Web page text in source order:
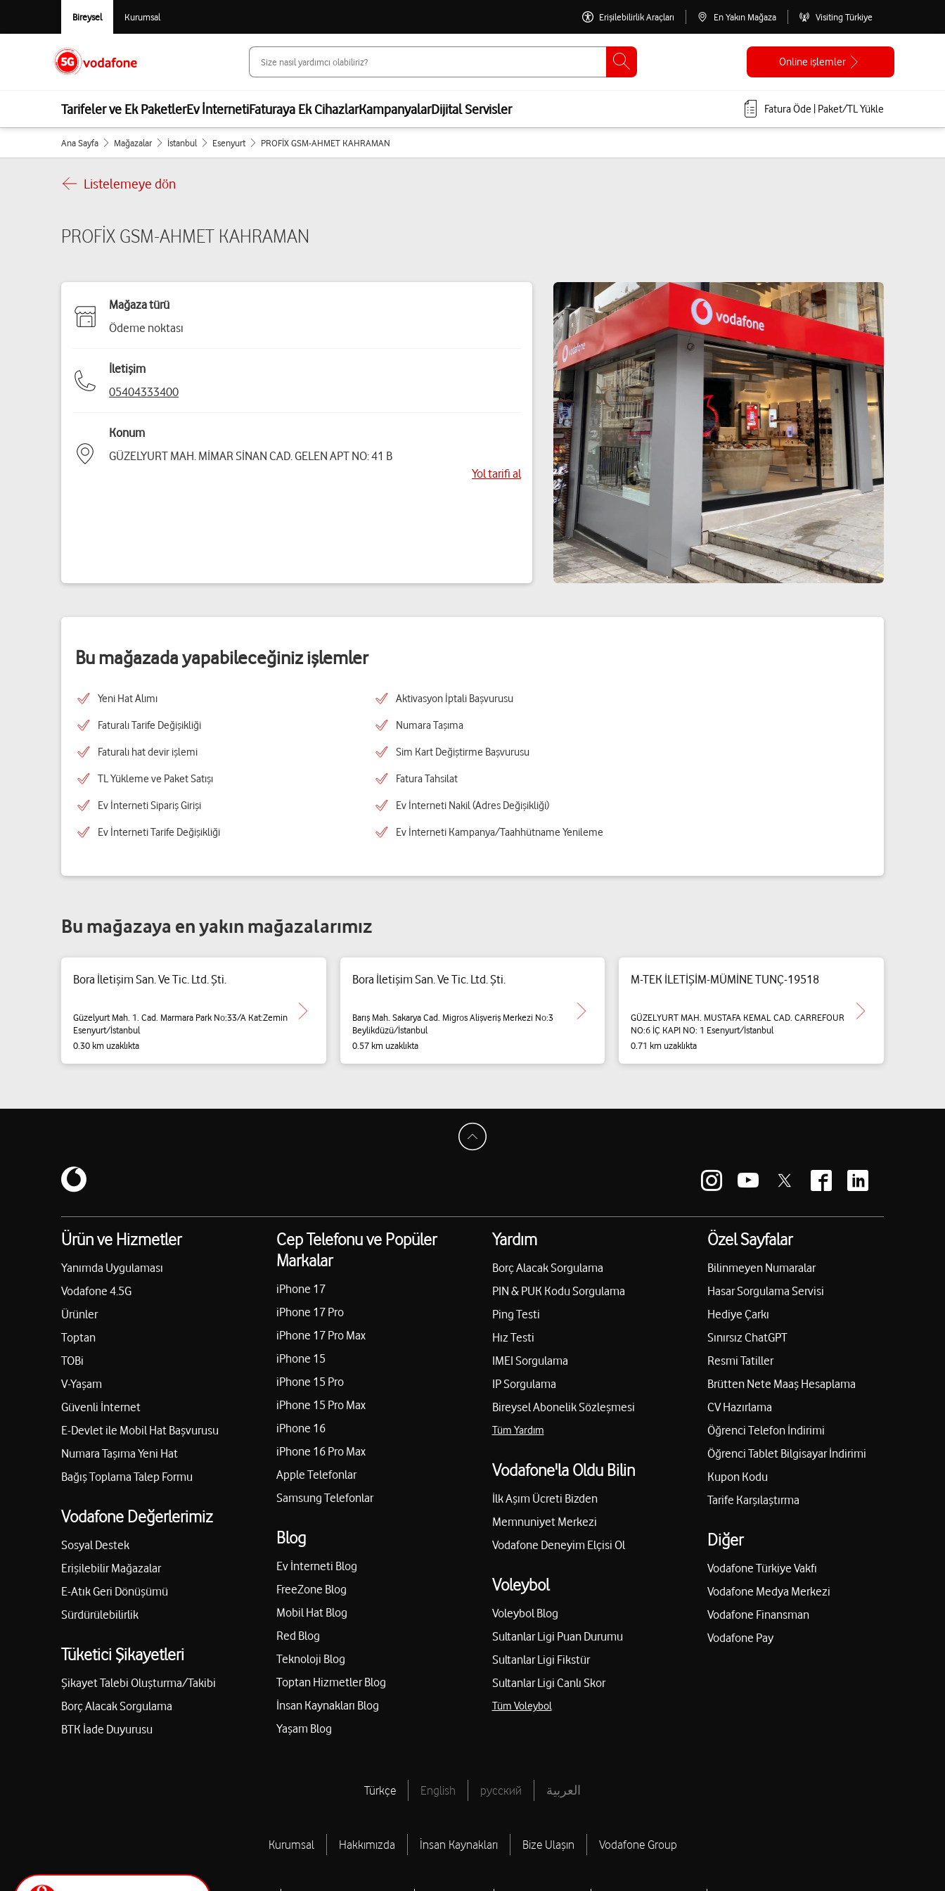
Bireysel Kurumsal Erişilebilirlik Araçları En Yakın Mağaza Visiting Türkiye
Online işlemler
Tarifeler ve Ek PaketlerEv İnternetiFaturaya Ek CihazlarKampanyalarDijital Servisler Fatura Öde | Paket/TL Yükle
Ana Sayfa Mağazalar İstanbul Esenyurt PROFİX GSM-AHMET KAHRAMAN
Listelemeye dön
PROFİX GSM-AHMET KAHRAMAN
Mağaza türü
Ödeme noktası
İletişim
05404333400
Konum
GÜZELYURT MAH. MİMAR SİNAN CAD. GELEN APT NO: 41 B
Yol tarifi al
Bu mağazada yapabileceğiniz işlemler
Yeni Hat Alımı Aktivasyon İptali Başvurusu
Faturalı Tarife Değişikliği Numara Taşıma
Faturalı hat devir işlemi Sim Kart Değiştirme Başvurusu
TL Yükleme ve Paket Satışı Fatura Tahsilat
Ev İnterneti Sipariş Girişi Ev İnterneti Nakil (Adres Değişikliği)
Ev İnterneti Tarife Değişikliği Ev İnterneti Kampanya/Taahhütname Yenileme
Bu mağazaya en yakın mağazalarımız
Bora İletişim San. Ve Tic. Ltd. Şti.
Güzelyurt Mah. 1. Cad. Marmara Park No:33/A Kat:Zemin
Esenyurt/İstanbul
0.30 km uzaklıkta
Bora İletişim San. Ve Tic. Ltd. Şti.
Barış Mah. Sakarya Cad. Migros Alişveriş Merkezi No:3
Beylikdüzü/İstanbul
0.57 km uzaklıkta
M-TEK İLETİŞİM-MÜMİNE TUNÇ-19518
GÜZELYURT MAH. MUSTAFA KEMAL CAD. CARREFOUR
NO:6 İÇ KAPI NO: 1 Esenyurt/İstanbul
0.71 km uzaklıkta
Ürün ve Hizmetler
Yanımda Uygulaması
Vodafone 4.5G
Ürünler
Toptan
TOBi
V-Yaşam
Güvenli İnternet
E-Devlet ile Mobil Hat Başvurusu
Numara Taşıma Yeni Hat
Bağış Toplama Talep Formu
Vodafone Değerlerimiz
Sosyal Destek
Erişilebilir Mağazalar
E-Atık Geri Dönüşümü
Sürdürülebilirlik
Tüketici Şikayetleri
Şikayet Talebi Oluşturma/Takibi
Borç Alacak Sorgulama
BTK İade Duyurusu
Cep Telefonu ve Popüler
Markalar
iPhone 17
iPhone 17 Pro
iPhone 17 Pro Max
iPhone 15
iPhone 15 Pro
iPhone 15 Pro Max
iPhone 16
iPhone 16 Pro Max
Apple Telefonlar
Samsung Telefonlar
Blog
Ev İnterneti Blog
FreeZone Blog
Mobil Hat Blog
Red Blog
Teknoloji Blog
Toptan Hizmetler Blog
İnsan Kaynakları Blog
Yaşam Blog
Yardım
Borç Alacak Sorgulama
PIN & PUK Kodu Sorgulama
Ping Testi
Hız Testi
IMEI Sorgulama
IP Sorgulama
Bireysel Abonelik Sözleşmesi
Tüm Yardım
Vodafone'la Oldu Bilin
İlk Aşım Ücreti Bizden
Memnuniyet Merkezi
Vodafone Deneyim Elçisi Ol
Voleybol
Voleybol Blog
Sultanlar Ligi Puan Durumu
Sultanlar Ligi Fikstür
Sultanlar Ligi Canlı Skor
Tüm Voleybol
Özel Sayfalar
Bilinmeyen Numaralar
Hasar Sorgulama Servisi
Hediye Çarkı
Sınırsız ChatGPT
Resmi Tatiller
Brütten Nete Maaş Hesaplama
CV Hazırlama
Öğrenci Telefon İndirimi
Öğrenci Tablet Bilgisayar İndirimi
Kupon Kodu
Tarife Karşılaştırma
Diğer
Vodafone Türkiye Vakfı
Vodafone Medya Merkezi
Vodafone Finansman
Vodafone Pay
Türkçe English русский العربية
Kurumsal Hakkımızda İnsan Kaynakları Bize Ulaşın Vodafone Group